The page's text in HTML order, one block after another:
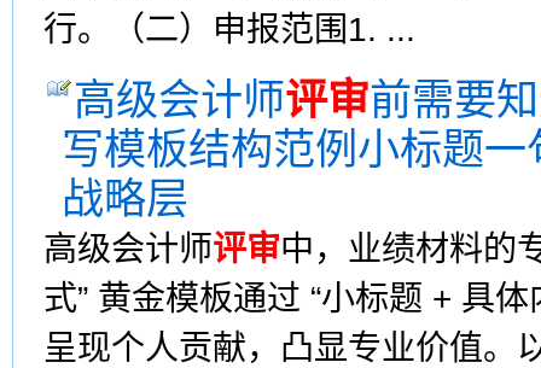
行。（二）申报范围1. ...
高级会计师评审前需要
写模板结构范例小标题
战略层
高级会计师评审中，业绩材料的
式” 黄金模板通过 “小标题 + 具
呈现个人贡献，凸显专业价值。